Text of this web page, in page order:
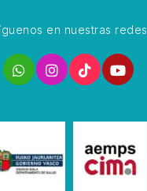
en nuestras redes